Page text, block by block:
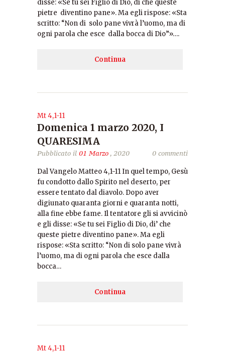
disse: «Se tu sei Figlio di Dio, dì che queste
pietre diventino pane». Ma egli rispose: «Sta
scritto: “Non di solo pane vivrà l’uomo, ma di
ogni parola che esce dalla bocca di Dio”»….
Continua
Mt 4,1-11
Domenica 1 marzo 2020, I
QUARESIMA
Pubblicato il 01 Marzo, 2020 0 commenti
Dal Vangelo Matteo 4,1-11 In quel tempo, Gesù
fu condotto dallo Spirito nel deserto, per
essere tentato dal diavolo. Dopo aver
digiunato quaranta giorni e quaranta notti,
alla fine ebbe fame. Il tentatore gli si avvicinò
e gli disse: «Se tu sei Figlio di Dio, di’ che
queste pietre diventino pane». Ma egli
rispose: «Sta scritto: “Non di solo pane vivrà
l’uomo, ma di ogni parola che esce dalla
bocca…
Continua
Mt 4,1-11